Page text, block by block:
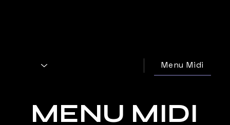
MENU MIDI
Menu Midi